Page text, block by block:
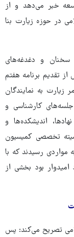
خبر می‌دهد و از
در حوزه زیارت بنا
و دغدغه‌های
تقدیم برنامه هفتم
زیارت به نمایندگان
کارشناسی و
اندیشکده‌ها و
تخصصی کمیسیون
مواردی رسیدند که با
بود بخشی از
تصریح می‌کند: پس